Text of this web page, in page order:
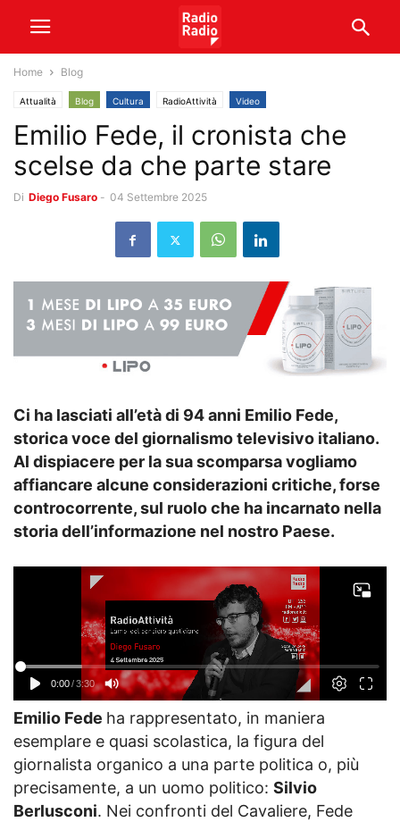
Home Blog
Attualità Blog Cultura RadioAttività Video
Emilio Fede, il cronista che
scelse da che parte stare
Di Diego Fusaro - 04 Settembre 2025
Ci ha lasciati all’età di 94 anni Emilio Fede,
storica voce del giornalismo televisivo italiano.
Al dispiacere per la sua scomparsa vogliamo
affiancare alcune considerazioni critiche, forse
controcorrente, sul ruolo che ha incarnato nella
storia dell’informazione nel nostro Paese.
Emilio Fede ha rappresentato, in maniera
esemplare e quasi scolastica, la figura del
giornalista organico a una parte politica o, più
precisamente, a un uomo politico: Silvio
Berlusconi. Nei confronti del Cavaliere, Fede